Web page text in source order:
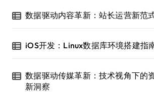
数据驱动内容革新：站长运营新范
iOS开发：Linux数据库环境搭建指
数据驱动传媒革新：技术视角下的
新洞察